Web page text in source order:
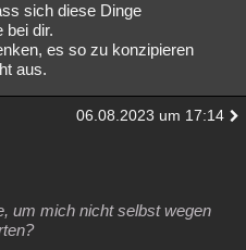
sich diese Dinge
bei dir.
es so zu konzipieren
aus.
06.08.2023 um 17:14
um mich nicht selbst wegen